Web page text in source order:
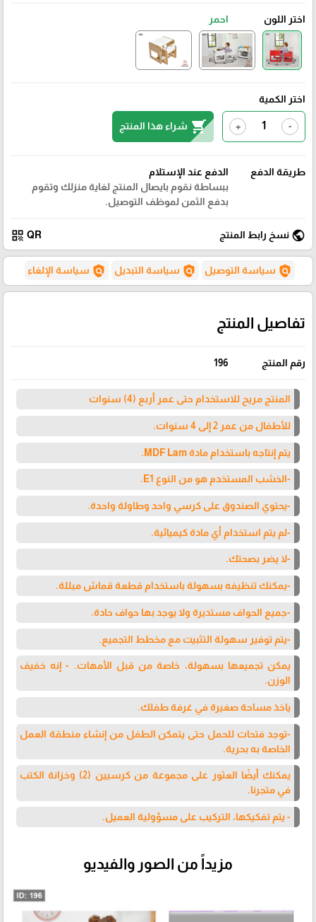
اختر اللون احمر
اختر الكمية
-
+
shopping_cart شراء هذا المنتج
طريقة الدفع
الدفع عند الإستلام
ببساطة نقوم بايصال المنتج لغاية منزلك وتقوم
بدفع الثمن لموظف التوصيل.
public نسخ رابط المنتج QR
qr_code
policy سياسة التوصيل policy سياسة التبديل policy سياسة الإلغاء
تفاصيل المنتج
رقم المنتج 196
المنتج مريح للاستخدام حتى عمر أربع (4) سنوات
للأطفال من عمر 2 إلى 4 سنوات.
يتم إنتاجه باستخدام مادة MDF Lam.
-الخشب المستخدم هو من النوع E1.
-يحتوي الصندوق على كرسي واحد وطاولة واحدة.
-لم يتم استخدام أي مادة كيميائية.
-لا يضر بصحتك.
-يمكنك تنظيفه بسهولة باستخدام قطعة قماش مبللة.
-جميع الحواف مستديرة ولا يوجد بها حواف حادة.
-يتم توفير سهولة التثبيت مع مخطط التجميع.
يمكن تجميعها بسهولة، خاصة من قبل الأمهات. - إنه خفيف
الوزن.
ياخذ مساحة صغيرة في غرفة طفلك.
-توجد فتحات للحمل حتى يتمكن الطفل من إنشاء منطقة العمل
الخاصة به بحرية.
يمكنك أيضًا العثور على مجموعة من كرسيين (2) وخزانة الكتب
في متجرنا.
- يتم تفكيكها، التركيب على مسؤولية العميل.
مزيداً من الصور والفيديو